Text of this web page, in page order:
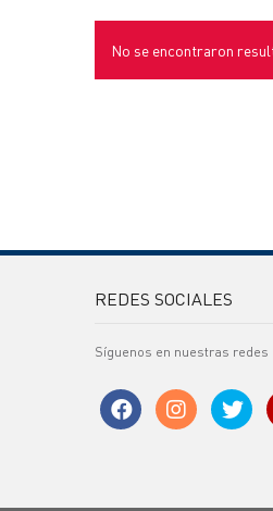
No se encontraron
REDES SOCIALES
Síguenos en nuestras redes